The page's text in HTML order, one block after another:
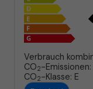
Verbrauch
CO2-Emissionen:
CO2-Klasse: E